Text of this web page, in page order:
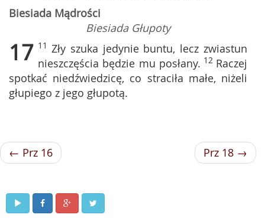
Biesiada Mądrości
Biesiada Głupoty
17 11 Zły szuka jedynie buntu, lecz zwiastun
nieszczęścia będzie mu posłany. 12 Raczej
spotkać niedźwiedzicę, co straciła małe, niżeli
głupiego z jego głupotą.
← Prz 16 Prz 18 →